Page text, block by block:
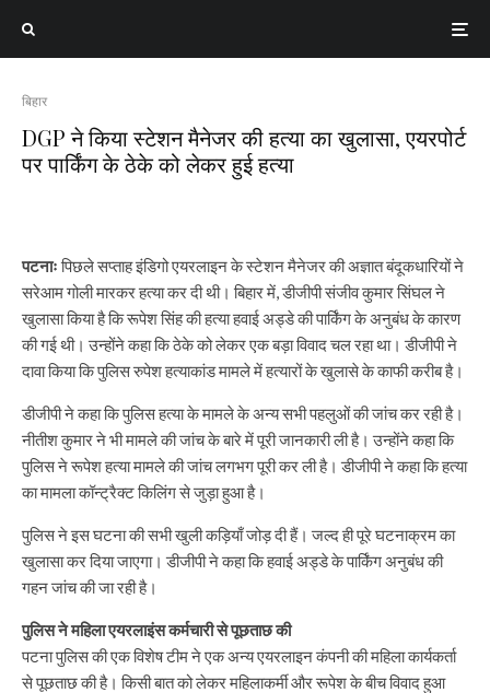
बिहार
DGP ने किया स्टेशन मैनेजर की हत्या का खुलासा, एयरपोर्ट
पर पार्किंग के ठेके को लेकर हुई हत्या
पटनाःपिछले सप्ताह इंडिगो एयरलाइन के स्टेशन मैनेजर की अज्ञात बंदूकधारियों ने
सरेआम गोली मारकर हत्या कर दी थी। बिहार में, डीजीपी संजीव कुमार सिंघल ने
खुलासा किया है कि रूपेश सिंह की हत्या हवाई अड्डे की पार्किंग के अनुबंध के कारण
की गई थी। उन्होंने कहा कि ठेके को लेकर एक बड़ा विवाद चल रहा था। डीजीपी ने
दावा किया कि पुलिस रुपेश हत्याकांड मामले में हत्यारों के खुलासे के काफी करीब है।
डीजीपी ने कहा कि पुलिस हत्या के मामले के अन्य सभी पहलुओं की जांच कर रही है।
नीतीश कुमार ने भी मामले की जांच के बारे में पूरी जानकारी ली है। उन्होंने कहा कि
पुलिस ने रूपेश हत्या मामले की जांच लगभग पूरी कर ली है। डीजीपी ने कहा कि हत्या
का मामला कॉन्ट्रैक्ट किलिंग से जुड़ा हुआ है।
पुलिस ने इस घटना की सभी खुली कड़ियाँ जोड़ दी हैं। जल्द ही पूरे घटनाक्रम का
खुलासा कर दिया जाएगा। डीजीपी ने कहा कि हवाई अड्डे के पार्किंग अनुबंध की
गहन जांच की जा रही है।
पुलिस ने महिला एयरलाइंस कर्मचारी से पूछताछ की
पटना पुलिस की एक विशेष टीम ने एक अन्य एयरलाइन कंपनी की महिला कार्यकर्ता
से पूछताछ की है। किसी बात को लेकर महिलाकर्मी और रूपेश के बीच विवाद हुआ